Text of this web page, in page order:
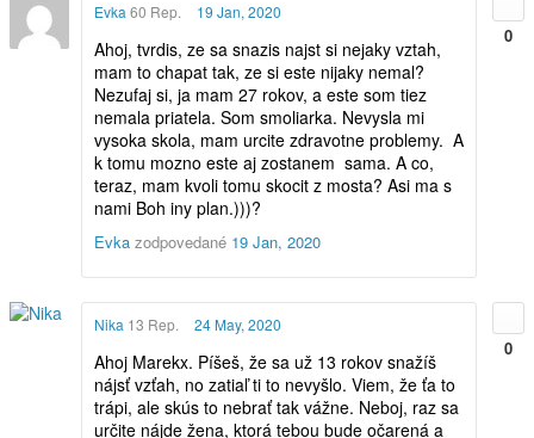
0
Evka 60 Rep. 19 Jan, 2020
Ahoj, tvrdis, ze sa snazis najst si nejaky vztah,
mam to chapat tak, ze si este nijaky nemal?
Nezufaj si, ja mam 27 rokov, a este som tiez
nemala priatela. Som smoliarka. Nevysla mi
vysoka skola, mam urcite zdravotne problemy. A
k tomu mozno este aj zostanem sama. A co,
teraz, mam kvoli tomu skocit z mosta? Asi ma s
nami Boh iny plan.)))?
Evka zodpovedané 19 Jan, 2020
0
Nika 13 Rep. 24 May, 2020
Ahoj Marekx. Píšeš, že sa už 13 rokov snažíš
nájsť vzťah, no zatiaľ ti to nevyšlo. Viem, že ťa to
trápi, ale skús to nebrať tak vážne. Neboj, raz sa
určite nájde žena, ktorá tebou bude očarená a